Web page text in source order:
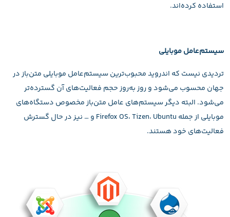
استفاده کرده‌اند.
سیستم‌عامل موبایلی
تردیدی نیست که اندروید محبوب‌ترین سیستم‌عامل موبایلی متن‌باز در
جهان محسوب می‌شود و روز به‌روز حجم فعالیت‌های آن گسترده‌تر
می‌شود. البته دیگر سیستم‌های عامل متن‌باز مخصوص دستگاه‌های
موبایلی از جمله Firefox OS، Tizen، Ubuntu و … نیز در حال گسترش
فعالیت‌های خود هستند.